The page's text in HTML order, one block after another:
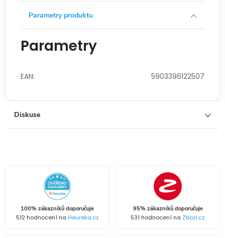
Parametry produktu
Parametry
EAN: 5903396122507
Diskuse
100% zákazníků doporučuje
512 hodnocení na Heureka.cz
95% zákazníků doporučuje
531 hodnocení na Zbozi.cz